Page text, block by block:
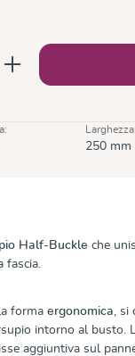
disponibile.)
inserisci
Larghezza:
250 mm
Half-Buckle che
fascia.
forma ergonomica ,
intorno al busto.
aggiuntiva sul